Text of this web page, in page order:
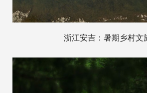
浙江安吉：暑期乡村文